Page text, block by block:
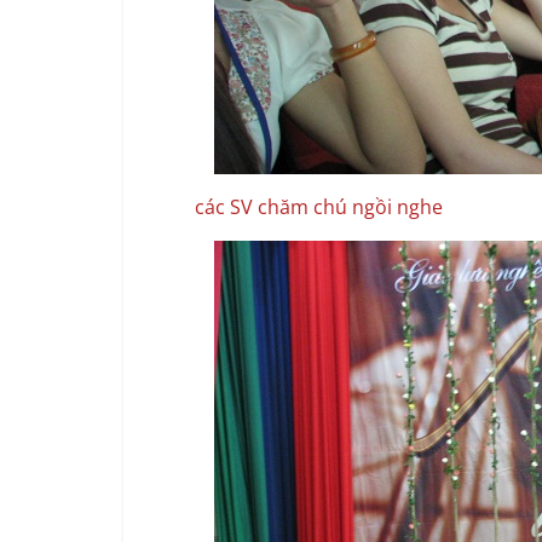
các SV chăm chú ngồi nghe